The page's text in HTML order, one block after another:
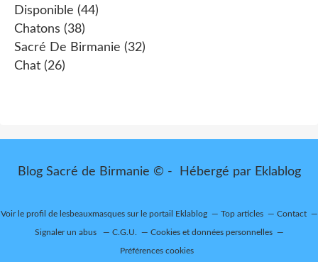
Disponible (44)
Chatons (38)
Sacré De Birmanie (32)
Chat (26)
Blog Sacré de Birmanie © - Hébergé par Eklablog
Voir le profil de lesbeauxmasquessur le portail Eklablog Top articles Contact
Signaler un abus C.G.U. Cookies et données personnelles
Préférences cookies